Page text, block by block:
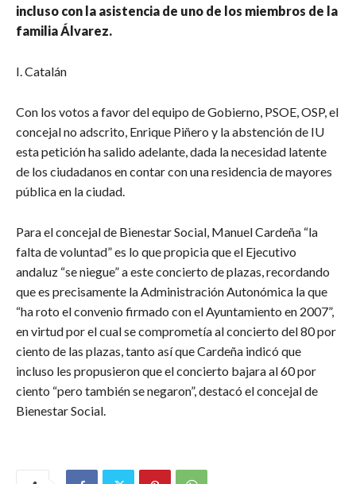
incluso con la asistencia de uno de los miembros de la
familia Álvarez.
I. Catalán
Con los votos a favor del equipo de Gobierno, PSOE, OSP, el
concejal no adscrito, Enrique Piñero y la abstención de IU
esta petición ha salido adelante, dada la necesidad latente
de los ciudadanos en contar con una residencia de mayores
pública en la ciudad.
Para el concejal de Bienestar Social, Manuel Cardeña “la
falta de voluntad” es lo que propicia que el Ejecutivo
andaluz “se niegue” a este concierto de plazas, recordando
que es precisamente la Administración Autonómica la que
“ha roto el convenio firmado con el Ayuntamiento en 2007”,
en virtud por el cual se comprometía al concierto del 80 por
ciento de las plazas, tanto así que Cardeña indicó que
incluso les propusieron que el concierto bajara al 60 por
ciento “pero también se negaron”, destacó el concejal de
Bienestar Social.